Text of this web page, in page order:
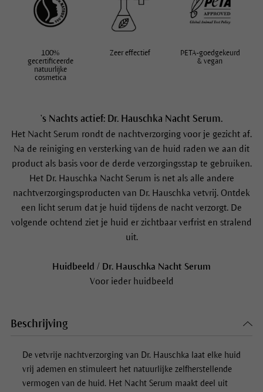
's Nachts actief: Dr. Hauschka Nacht Serum.
Het Nacht Serum rondt de nachtverzorging voor je gezicht af.
Na de reiniging en versterking van de huid raden we aan dit
product als basis voor de derde verzorgingsstap te gebruiken.
Het Dr. Hauschka Nacht Serum is net als alle andere
nachtverzorgingsproducten van Dr. Hauschka vetvrij. Ontdek
een licht serum dat je huid tijdens de nacht verzorgt. De
volgende ochtend ziet je huid er zichtbaar verfrist en stralend
uit.
Huidbeeld / Dr. Hauschka Nacht Serum
Voor ieder huidbeeld
100%
gecertificeerde
natuurlijke
cosmetica
Zeer effectief
PETA-goedgekeurd
& vegan
Beschrijving
De vetvrije nachtverzorging van Dr. Hauschka laat elke huid
vrij ademen en stimuleert het natuurlijke zelfherstellende
vermogen van de huid. Het Nacht Serum maakt deel uit